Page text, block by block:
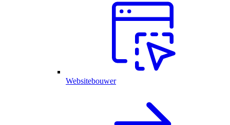
Websitebouwer